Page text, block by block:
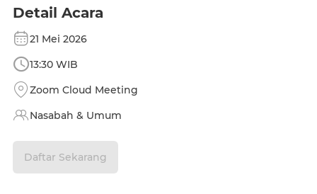
Detail Acara
21 Mei 2026
13:30 WIB
Zoom Cloud Meeting
Nasabah & Umum
Daftar Sekarang